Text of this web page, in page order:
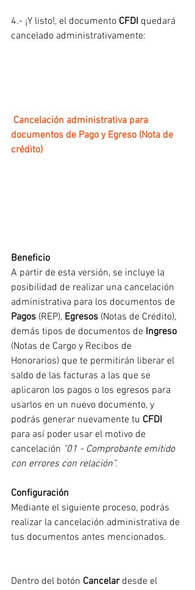
4.- ¡Y listo!, el documento CFDI quedará
cancelado administrativamente:
Cancelación administrativa para
documentos de Pago y Egreso (Nota de
crédito)
Beneficio
A partir de esta versión, se incluye la
posibilidad de realizar una cancelación
administrativa para los documentos de
Pagos (REP), Egresos (Notas de Crédito),
demás tipos de documentos de Ingreso
(Notas de Cargo y Recibos de
Honorarios) que te permitirán liberar el
saldo de las facturas a las que se
aplicaron los pagos o los egresos para
usarlos en un nuevo documento, y
podrás generar nuevamente tu CFDI
para así poder usar el motivo de
cancelación "01 - Comprobante emitido
con errores con relación”.
Configuración
Mediante el siguiente proceso, podrás
realizar la cancelación administrativa de
tus documentos antes mencionados.
Dentro del botón Cancelar desde el